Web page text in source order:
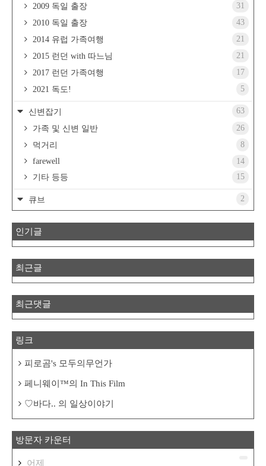
2009 독일 출장
31
2010 독일 출장
43
2014 유럽 가족여행
21
2015 런던 with 따느님
21
2017 런던 가족여행
17
2021 독도!
5
신변잡기
63
가족 및 신변 일반
26
먹거리
8
farewell
14
기타 등등
15
큐브 2
인기글
최근글
최근댓글
링크
피로곰's 모두의무언가
페니웨이™의 In This Film
♡바다.. 의 일상이야기
방문자 카운터
어제